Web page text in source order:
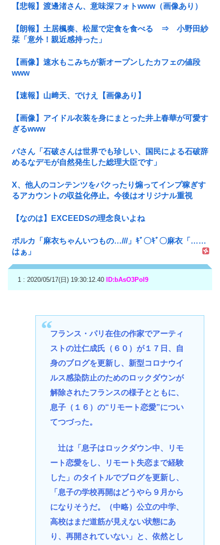
【悲報】渡邊渚さん、意味深フォトwww（画像あり）
【朗報】土居楓奏、松屋で定食を食べる ⇒ 小野田紗
栞「意外！親近感持った」
【画像】速水もこみちが新オープンしたカフェの値段
www
【速報】山﨑天、でけえ【画像あり】
【画像】アイドル衣装を身にまとった井上春華が可愛す
ぎるwww
パさん「石破さんは世界でも珍しい、国民による石破辞
めるなデモが自然発生した総理大臣です」
X、他人のコンテンツをパクったり煽ってインプ稼ぎす
るアカウントの収益化停止。今後はオリジナル重視
【なのは】EXCEEDSの理念良いよね
ポルカ「麻衣ちゃんいつもの…///」ｷﾞ〇ｷﾞ〇麻衣「……
はぁ」
1 : 2020/05/17(日) 19:30:12.40 ID:bAsO3PoI9
フランス・パリ在住の作家でアーティ
ストの辻仁成氏（６０）が１７日、自
身のブログを更新し、新型コロナウイ
ルス感染防止のためのロックダウンが
解除されたフランスの様子とともに、
息子（１６）の“リモート恋愛”につい
てつづった。
辻は「息子はロックダウン中、リモ
ート恋愛をし、リモート失恋まで経験
した」のタイトルでブログを更新し、
「息子の学校再開はどうやら９月から
になりそうだ。（中略）公立の中学、
高校はまだ道筋が見えない状態にあ
り、再開されていない」と、依然とし